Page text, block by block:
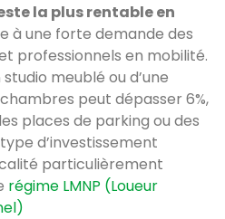
la plus rentable en
à une forte demande des
professionnels en mobilité.
meublé ou d’une
peut dépasser 6%,
places de parking ou des
d’investissement
particulièrement
régime LMNP (Loueur